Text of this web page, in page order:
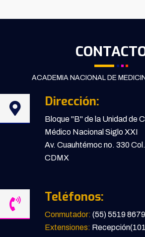
ACADEMIA NACIONAL DE
Dirección:
Bloque "B" de la Unidad de
Médico Nacional Siglo XXI
Av. Cuauhtémoc no. 330
CDMX
Teléfonos:
Conmutador: (55) 5519 8679
Extensiones: